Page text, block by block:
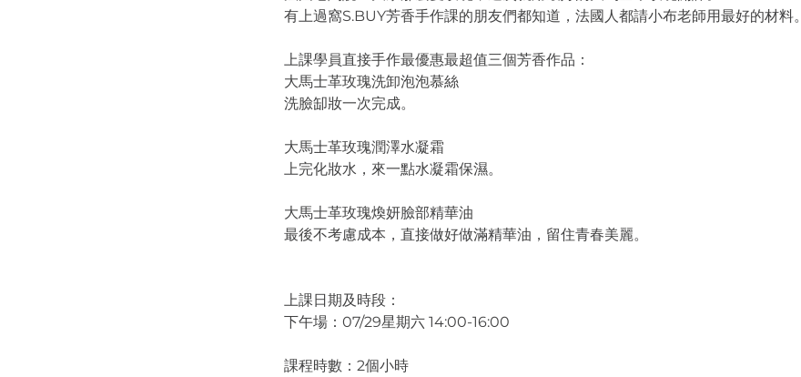
有上過窩S.BUY芳香手作課的朋友們都知道，法國人都請小布老師用最好的材料。
上課學員直接手作最優惠最超值三個芳香作品：
大馬士革玫瑰洗卸泡泡慕絲
洗臉缷妝一次完成。
大馬士革玫瑰潤澤水凝霜
上完化妝水，來一點水凝霜保濕。
大馬士革玫瑰煥妍臉部精華油
最後不考慮成本，直接做好做滿精華油，留住青春美麗。
上課日期及時段：
下午場：07/29星期六 14:00-16:00
課程時數：2個小時